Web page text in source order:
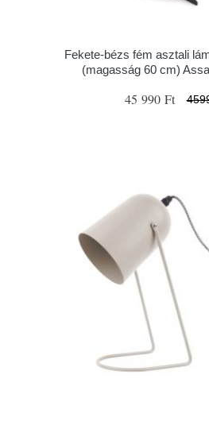
Fekete-bézs fém asztali
(magasság 60 cm)
45 990 Ft